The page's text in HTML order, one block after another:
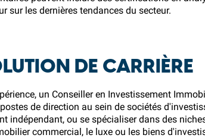
sur les dernières tendances du secteur.
DE CARRIÈRE
un Conseiller en Investissement
de direction au sein de sociétés
indépendant, ou se spécialiser dans des
commercial, le luxe ou les biens